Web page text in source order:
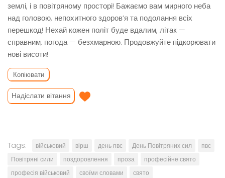
землі, і в повітряному просторі! Бажаємо вам мирного неба
над головою, непохитного здоров’я та подолання всіх
перешкод! Нехай кожен політ буде вдалим, літак —
справним, погода — безхмарною. Продовжуйте підкорювати
нові висоти!
Копіювати
Надіслати вітання
Tags: військовий вірш день пвс День Повітряних сил
пвс
Повітряні сили
поздоровлення проза
професійне свято
професія військовий
своїми словами свято